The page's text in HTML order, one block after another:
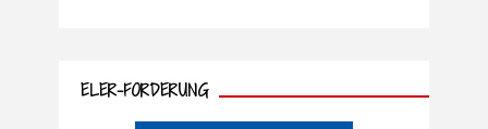
ELER-FÖRDERUNG